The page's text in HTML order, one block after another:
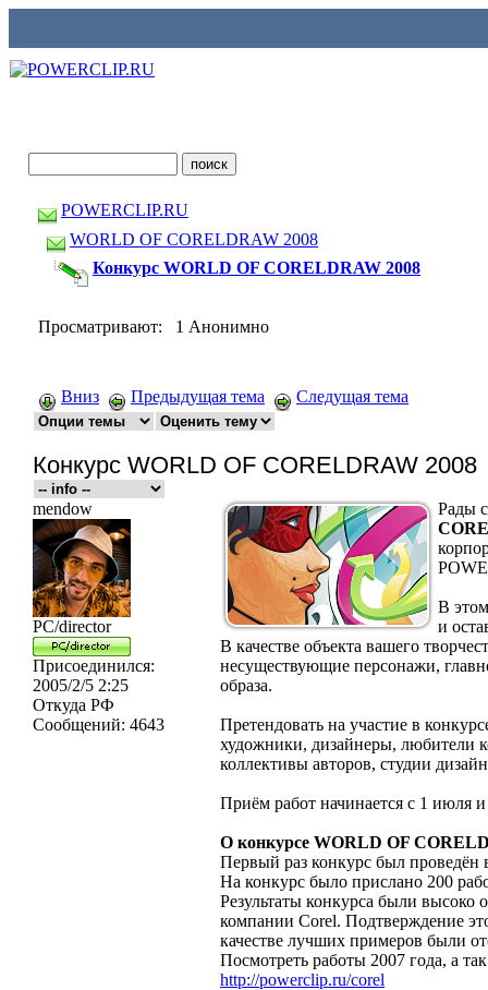
POWERCLIP.RU
WORLD OF CORELDRAW 2008
Конкурс WORLD OF CORELDRAW 2008
Просматривают: 1 Анонимно
Вниз Предыдущая тема Следущая тема
Конкурс WORLD OF CORELDRAW 2008
mendow
PC/director
Присоединился:
2005/2/5 2:25
Откуда РФ
Сообщений: 4643
Рады
В
и
В качестве объекта вашего
несуществующие персонажи,
образа.
Претендовать на участие в
художники, дизайнеры, любители
коллективы авторов, студии
Приём работ начинается с 1 июля и
О конкурсе WORLD OF
Первый раз конкурс был проведён
На конкурс было прислано 200
Результаты конкурса были
компании Corel. Подтверждение
качестве лучших примеров были
Посмотреть работы 2007 года, а
http://powerclip.ru/corel